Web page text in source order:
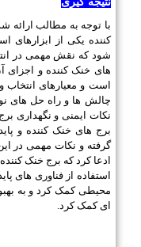
با توجه به مطالب ارائه
کننده یکی از
شود که نقش مهمی در
های خنک کننده و اجزای
است و معیارهای
چالش ها و راه حل های
نکات ایمنی و نگهداری
برج های خنک کننده و
گرفته و نکات مهمی در
ادعا کرد که برج خنک
استفاده از فناوری های
محیطی کمک کرد و به
ای کمک کرد.